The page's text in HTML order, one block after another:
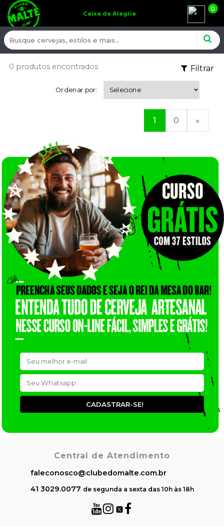
Caixa da Alegria
0
Filtrar
0 produtos encontrados
Ordenar por:
1 0 »
CADASTRAR-SE!
Central de Atendimento
faleconosco@clubedomalte.com.br
41 3029.0077 de segunda a sexta das 10h às 18h